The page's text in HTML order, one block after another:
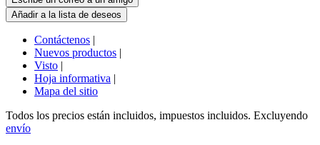
Contáctenos |
Nuevos productos |
Visto |
Hoja informativa |
Mapa del sitio
Todos los precios están incluidos, impuestos incluidos. Excluyendo
envío